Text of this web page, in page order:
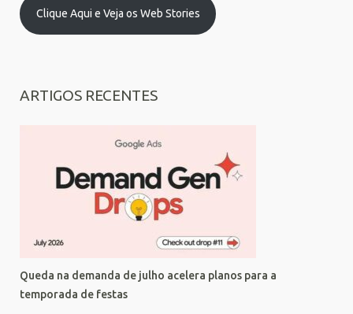
Clique Aqui e Veja os Web Stories
ARTIGOS RECENTES
Queda na demanda de julho acelera planos para a
temporada de festas